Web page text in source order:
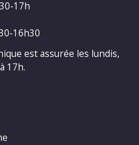
17h
16h30
est assurée les lundis,
17h.